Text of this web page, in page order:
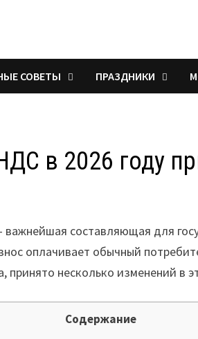
СОВЕТЫ ПРАЗДНИКИ
в 2026 году
составляющая для
оплачивает обычный
принято несколько изменений в
Содержание